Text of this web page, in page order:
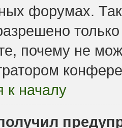
форумах.
почему не
к началу